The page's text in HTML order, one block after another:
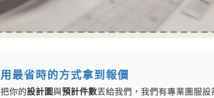
用最省時的方式拿到報價
把你的設計圖與預計件數丟給我們，我們有專業團服